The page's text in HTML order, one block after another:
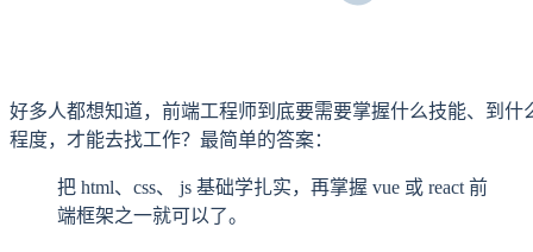
好多人都想知道，前端工程师到底要需要掌握什么技能、到什
程度，才能去找工作？最简单的答案：
把 html、css、 js 基础学扎实，再掌握 vue 或 react 前
端框架之一就可以了。